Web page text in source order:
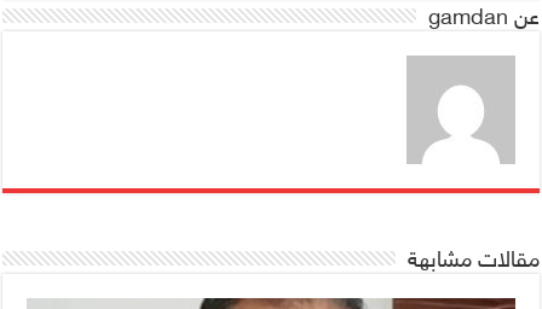
عن gamdan
مقالات مشابهة